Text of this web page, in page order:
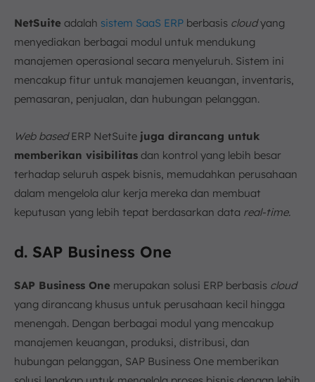
NetSuite adalah sistem SaaS ERP berbasis cloudyang
menyediakan berbagai modul untuk mendukung
manajemen operasional secara menyeluruh. Sistem ini
mencakup fitur untuk manajemen keuangan, inventaris,
pemasaran, penjualan, dan hubungan pelanggan.
Web basedERP NetSuite juga dirancang untuk
memberikan visibilitas dan kontrol yang lebih besar
terhadap seluruh aspek bisnis, memudahkan perusahaan
dalam mengelola alur kerja mereka dan membuat
keputusan yang lebih tepat berdasarkan data real-time.
d. SAP Business One
SAP Business One merupakan solusi ERP berbasis cloud
yang dirancang khusus untuk perusahaan kecil hingga
menengah. Dengan berbagai modul yang mencakup
manajemen keuangan, produksi, distribusi, dan
hubungan pelanggan, SAP Business One memberikan